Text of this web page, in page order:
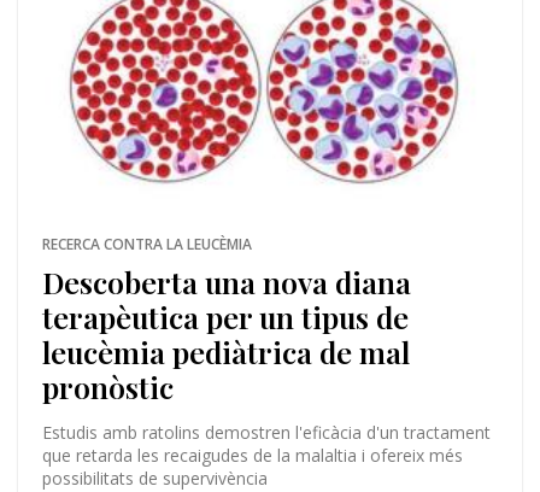
RECERCA CONTRA LA LEUCÈMIA
Descoberta una nova diana
terapèutica per un tipus de
leucèmia pediàtrica de mal
pronòstic
Estudis amb ratolins demostren l'eficàcia d'un tractament
que retarda les recaigudes de la malaltia i ofereix més
possibilitats de supervivència